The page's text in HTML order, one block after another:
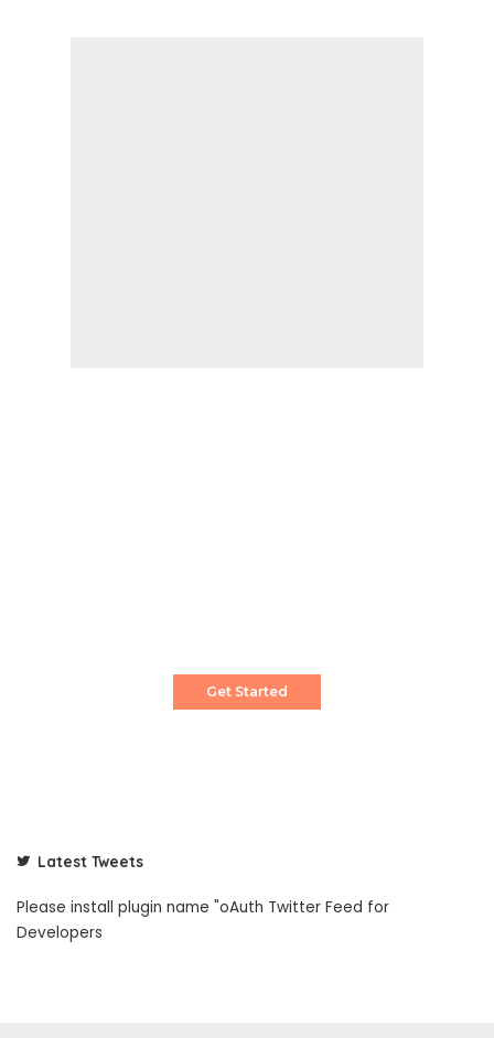
Get Started
Latest Tweets
Please install plugin name "oAuth Twitter Feed for
Developers